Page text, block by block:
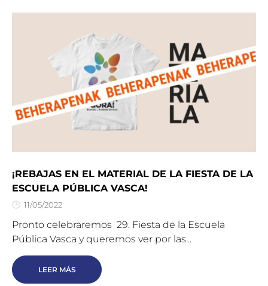
¡REBAJAS EN EL MATERIAL DE LA FIESTA DE LA
ESCUELA PÚBLICA VASCA!
11/05/2022
Pronto celebraremos 29. Fiesta de la Escuela
Pública Vasca y queremos ver por las...
LEER MÁS